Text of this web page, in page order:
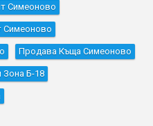
Симеоново
Симеоново
Продава Къщa Симеоново
Б-18